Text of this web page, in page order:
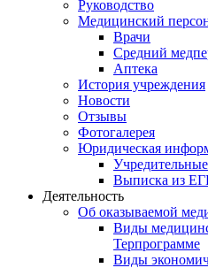
Руководство
Медицинский
Врачи
Средний
Аптека
История учреждения
Новости
Отзывы
Фотогалерея
Юридическая
Выписка из
Деятельность
Об оказываемой
Виды
Терпрограмме
Виды